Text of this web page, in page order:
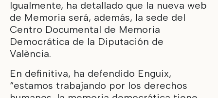
Igualmente, ha detallado que la nueva web
de Memoria será, además, la sede del
Centro Documental de Memoria
Democrática de la Diputación de
València.
En definitiva, ha defendido Enguix,
“estamos trabajando por los derechos